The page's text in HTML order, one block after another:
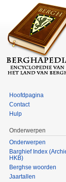
Hoofdpagina
Contact
Hulp
Onderwerpen
Onderwerpen
Barghief Index
HKB)
Berghse woorden
Jaartallen